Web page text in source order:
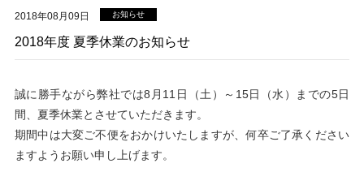
2018年08月09日 お知らせ
2018年度 夏季休業のお知らせ
誠に勝手ながら弊社では8月11日（土）～15日（水）までの5日
間、夏季休業とさせていただきます。
期間中は大変ご不便をおかけいたしますが、何卒ご了承ください
ますようお願い申し上げます。